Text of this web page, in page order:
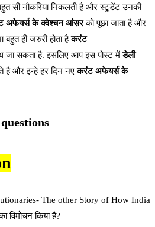
सी नौकरिया निकलती है और स्टूडेंट उनकी
अफेयर्स के क्वेश्चन आंसरको पूछा जाता है और
बहुत ही जरुरी होता हैकरंट
जा सकता है. इसलिए आप इस पोस्ट मेंडेली
है और इन्हे हर दिन नएकरंट अफेयर्स के
The other Story of How India
विमोचन किया है?